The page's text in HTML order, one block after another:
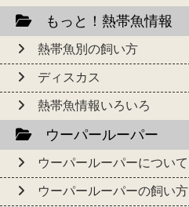
もっと！熱帯魚情報
熱帯魚別の飼い方
ディスカス
熱帯魚情報いろいろ
ウーパールーパー
ウーパールーパーについて
ウーパールーパーの飼い方